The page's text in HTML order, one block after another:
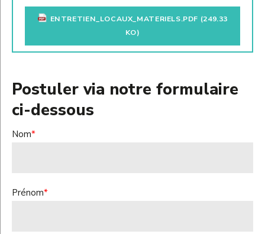
ENTRETIEN_LOCAUX_MATERIELS.PDF (249.33
KO)
Postuler via notre formulaire
ci-dessous
Nom*
Prénom*